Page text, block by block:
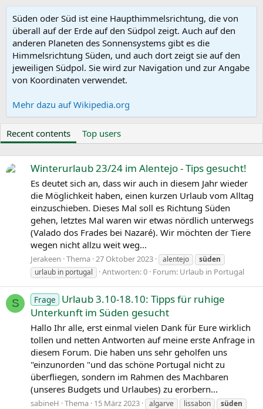
Süden oder Süd ist eine Haupthimmelsrichtung, die von
überall auf der Erde auf den Südpol zeigt. Auch auf den
anderen Planeten des Sonnensystems gibt es die
Himmelsrichtung Süden, und auch dort zeigt sie auf den
jeweiligen Südpol. Sie wird zur Navigation und zur Angabe
von Koordinaten verwendet.
Mehr dazu auf Wikipedia.org
Recent contents Top users
Winterurlaub 23/24 im Alentejo - Tips gesucht!
Es deutet sich an, dass wir auch in diesem Jahr wieder
die Möglichkeit haben, einen kurzen Urlaub vom Alltag
einzuschieben. Dieses Mal soll es Richtung Süden
gehen, letztes Mal waren wir etwas nördlich unterwegs
(Valado dos Frades bei Nazaré). Wir möchten der Tiere
wegen nicht allzu weit weg...
Jerakeen Thema 27 Oktober 2023 alentejo
süden
urlaub in portugal
Antworten: 0 Forum: Urlaub in Portugal
S Frage
Urlaub 3.10-18.10: Tipps für ruhige
Unterkunft im Süden gesucht
Hallo Ihr alle, erst einmal vielen Dank für Eure wirklich
tollen und netten Antworten auf meine erste Anfrage in
diesem Forum. Die haben uns sehr geholfen uns
"einzunorden "und das schöne Portugal nicht zu
überfliegen, sondern im Rahmen des Machbaren
(unseres Budgets und Urlaubes) zu erorbern...
sabineH Thema 15 März 2023 algarve lissabon
süden